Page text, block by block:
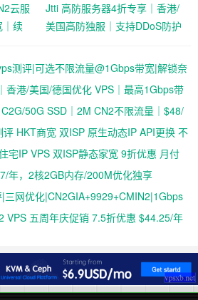
云服
｜续
Jtti 高防服务器4折专享｜香港/
美国高防独服｜支持DDoS防护
测评|可选不限流量@1Gbps带宽|解锁奈
香港/美国/德国优化 VPS｜最高1Gbps带
50G SSD｜2M CN2不限流量｜$48/
HKT商宽 双ISP 原生动态IP API更换 不
宅IP VPS 双ISP静态家宽 9折优惠 月付
年，2核2GB内存/200M优化独享
优惠
三网优化|CN2GIA+9929+CMIN2|1Gbps
VPS 五周年庆促销 7.5折优惠 $44.25/年